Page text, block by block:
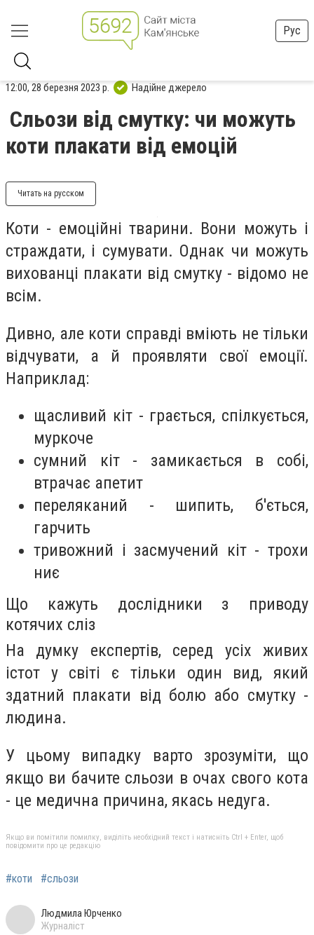
Рус
12:00, 28 березня 2023 р. Надійне джерело
Сльози від смутку: чи можуть
коти плакати від емоцій
Читать на русском
Коти - емоційні тварини. Вони можуть і
страждати, і сумувати. Однак чи можуть
вихованці плакати від смутку - відомо не
всім.
Дивно, але коти справді вміють не тільки
відчувати, а й проявляти свої емоції.
Наприклад:
щасливий кіт - грається, спілкується,
муркоче
сумний кіт - замикається в собі,
втрачає апетит
переляканий - шипить, б'ється,
гарчить
тривожний і засмучений кіт - трохи
ниє
Що кажуть дослідники з приводу
котячих сліз
На думку експертів, серед усіх живих
істот у світі є тільки один вид, який
здатний плакати від болю або смутку -
людина.
У цьому випадку варто зрозуміти, що
якщо ви бачите сльози в очах свого кота
- це медична причина, якась недуга.
Якщо ви помітили помилку, виділіть необхідний текст і натисніть Ctrl + Enter, щоб
повідомити про це редакцію
#коти #сльози
Людмила Юрченко
Журналіст